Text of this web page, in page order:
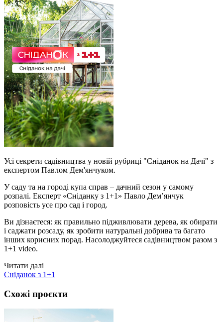
Усі секрети садівництва у новій рубриці "Сніданок на Дачі" з
експертом Павлом Дем'янчуком.
У саду та на городі купа справ – дачний сезон у самому
розпалі. Експерт «Сніданку з 1+1» Павло Дем’янчук
розповість усе про сад і город.
Ви дізнаєтеся: як правильно підживлювати дерева, як обирати
і саджати розсаду, як зробити натуральні добрива та багато
інших корисних порад. Насолоджуйтеся садівництвом разом з
1+1 video.
Читати далі
Сніданок з 1+1
Схожі проєкти